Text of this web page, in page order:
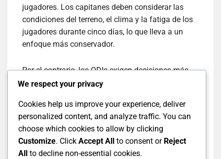
jugadores. Los capitanes deben considerar las
condiciones del terreno, el clima y la fatiga de los
jugadores durante cinco días, lo que lleva a un
enfoque más conservador.
Por el contrario, los ODIs exigen decisiones más
rápidas debido a su formato de overs limitados.
rápidamente, optando a menudo por cambios
agresivos en el bateo y el lanzamiento para
maximizar la anotación y restringir las carreras
dentro de un plazo más corto.
We respect your privacy
Cookies help us improve your experience, deliver
personalized content, and analyze traffic. You can
choose which cookies to allow by clicking
Customize. Click Accept All to consent or Reject
All to decline non-essential cookies.